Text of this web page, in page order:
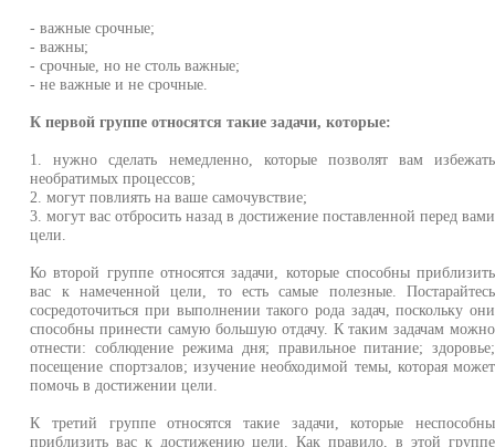
- важные срочные;
- важны;
- срочные, но не столь важные;
- не важные и не срочные.
К первой группе относятся такие задачи, которые:
1. нужно сделать немедленно, которые позволят вам избежать
необратимых процессов;
2. могут повлиять на ваше самочувствие;
3. могут вас отбросить назад в достижение поставленной перед вами
цели.
Ко второй группе относятся задачи, которые способны приблизить
вас к намеченной цели, то есть самые полезные. Постарайтесь
сосредоточиться при выполнении такого рода задач, поскольку они
способны принести самую большую отдачу. К таким задачам можно
отнести: соблюдение режима дня; правильное питание; здоровье;
посещение спортзалов; изучение необходимой темы, которая может
помочь в достижении цели.
К третий группе относятся такие задачи, которые неспособны
приблизить вас к достижению цели. Как правило, в этой группе